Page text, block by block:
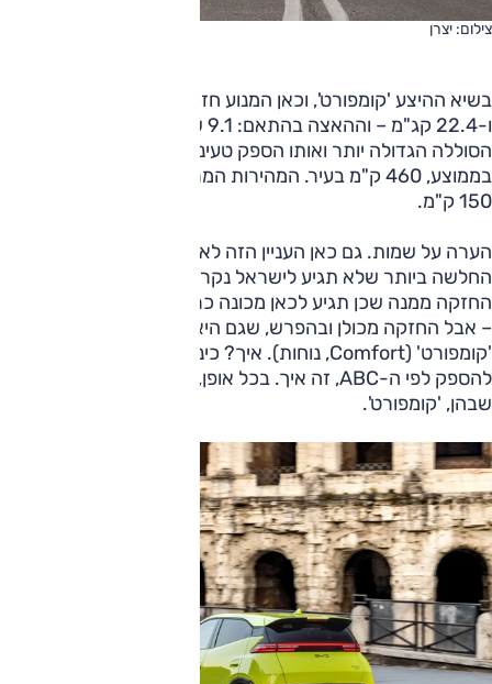
צילום: יצרן
בממוצע, 460 ק"מ בעיר. המהירות המרבית בכל הגרסאות היא
150 ק"מ.
הערה על שמות. גם כאן העניין הזה לא ממש ברור. הגרסה
– אבל החזקה מכולן ובהפרש, שגם היא תעשה עלייה, נקראת
'קומפורט' (Comfort, נוחות). איך? כינוי הגרסאות עולה בהתאם
להספק לפי ה-ABC, זה איך. בכל אופן, להשקה הגיעה הבכירה
שבהן, 'קומפורט'.